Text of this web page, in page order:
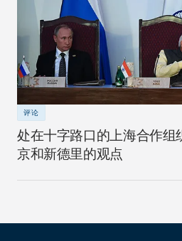
评论
处在十字路口的上海合作组
京和新德里的观点